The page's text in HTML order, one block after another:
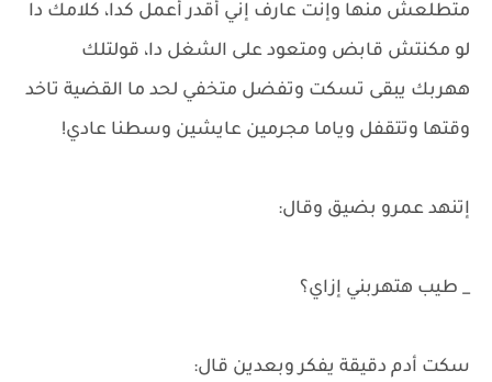
متطلعش منها وإنت عارف إني أقدر أعمل كدا، كلامك دا
لو مكنتش قابض ومتعود على الشغل دا، قولتلك
ههربك يبقى تسكت وتفضل متخفي لحد ما القضية تاخد
وقتها وتتقفل وياما مجرمين عايشين وسطنا عادي!
إتنهد عمرو بضيق وقال:
_ طيب هتهربني إزاي؟
سكت أدم دقيقة يفكر وبعدين قال: